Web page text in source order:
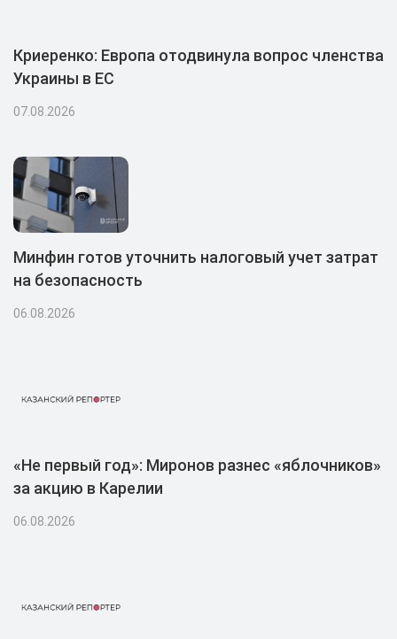
Криеренко: Европа отодвинула вопрос членства
Украины в ЕС
07.08.2026
Минфин готов уточнить налоговый учет затрат
на безопасность
06.08.2026
«Не первый год»: Миронов разнес «яблочников»
за акцию в Карелии
06.08.2026